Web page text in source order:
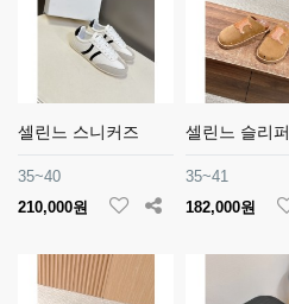
셀린느 스니커즈
35~40
210,000원
셀린느 슬리퍼
35~41
182,000원